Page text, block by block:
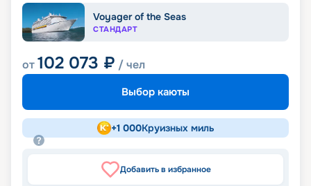
Voyager of the Seas
СТАНДАРТ
от102 073 ₽ / чел
Выбор каюты
+1 000Круизных миль
Добавить в избранное